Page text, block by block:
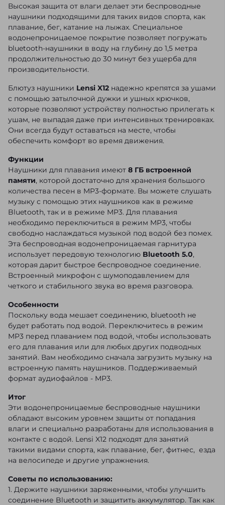
Высокая защита от влаги делает эти беспроводные
наушники подходящими для таких видов спорта, как
плавание, бег, катание на лыжах. Специальное
водонепроницаемое покрытие позволяет погружать
bluetooth-наушники в воду на глубину до 1,5 метра
продолжительностью до 30 минут без ущерба для
производительности.
Блютуз наушники Lensi X12 надежно крепятся за ушами
с помощью затылочной дужки и ушных крючков,
которые позволяют устройству полностью прилегать к
ушам, не выпадая даже при интенсивных тренировках.
Они всегда будут оставаться на месте, чтобы
обеспечить комфорт во время движения.
Функции
Наушники для плавания имеют 8 ГБ встроенной
памяти, которой достаточно для хранения большого
количества песен в MP3-формате. Вы можете слушать
музыку с помощью этих наушников как в режиме
Bluetooth, так и в режиме MP3. Для плавания
необходимо переключиться в режим MP3, чтобы
свободно наслаждаться музыкой под водой без помех.
Эта беспроводная водонепроницаемая гарнитура
использует передовую технологию Bluetooth 5.0,
которая дарит быстрое беспроводное соединение.
Встроенный микрофон с шумоподавлением для
четкого и стабильного звука во время разговора.
Особенности
Поскольку вода мешает соединению, bluetooth не
будет работать под водой. Переключитесь в режим
MP3 перед плаванием под водой, чтобы использовать
его для плавания или для любых других подводных
занятий. Вам необходимо сначала загрузить музыку на
встроенную память наушников. Поддерживаемый
формат аудиофайлов - MP3.
Итог
Эти водонепроницаемые беспроводные наушники
обладают высоким уровнем защиты от попадания
влаги и специально разработаны для использования в
контакте с водой. Lensi X12 подходят для занятий
такими видами спорта, как плавание, бег, фитнес, езда
на велосипеде и другие упражнения.
Советы по использованию:
1. Держите наушники заряженными, чтобы улучшить
соединение Bluetooth и защитить аккумулятор. Так как